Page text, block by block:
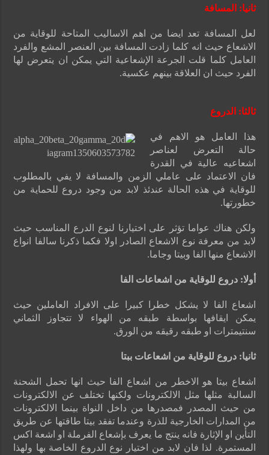
ثانيا: المسافة
لعل المسافة تعد ايضا من اهم الاساليب المتاحة للوقاية من
الاشعاع حيث انه كلما زادت المسافة بين العنصر المشع والفرد
العامل كلما قلت الجرعة الإشعاعية التي يمكن ان يتعرض لها
الفرد حيث ان العلاقة بينهم عكسية.
ثالثا:الدروع
هذا العامل هو الاهم في
حالة التعرض لعناصر
اشعاعيه عالية في القدرة
فان الاعتماد على عاملي الزمن والمسافة لا يفي بالمطلوب
للوقاية في هذه الحالة عندئذ لابد من وجود دروع للحماية من
خطورتها.
ولكن هناك عواما تؤثر على اختيارنا لنوع الدرع المناسب حيث
لابد من معرفة نوع الاشعاع الصادر اولا فكما ذكرنا سالفا انواع
الاشعاع منها الفا وبيتا وجاما.
أولا:دروع للوقاية من اشعاعات الفا
اشعاع الفا لا يشكل خطرا كبيرا على الافراد العاملين حيث
يمكن ايقافها بواسطة طبقه من الهواء لا تتجاوز الثماني
سنتيمترات او طبقه رقيقه من الورق.
ثانيا:دروع للوقاية من اشعاعات ببتا
اشعاع بيتا هو الاخطر من اشعاع الفا حيث انها تحمل الشحنة
السالبة مثلها مثل الالكترونات ولكنها تختلف عن الالكترونات
من حيث المصدر فمصدرها من داخل النواة بينما الالكترونات
من المدارات الخارجية للذرة وعندما تفقد بيتا طاقتها عن طريق
التأين او الإثارة فانه ينتج ما يعرف بإشعاع الفرملة او اشعة اكس
المستمرة. لذا فان لابد من اختيار نوع الدروع الخاصة بها ولهذا